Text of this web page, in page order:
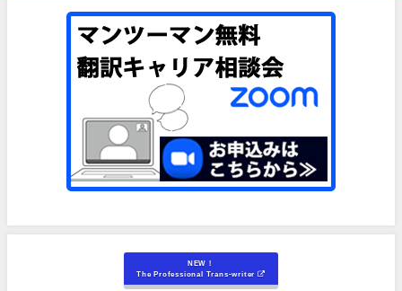
NEW！
The Professional Trans-writer